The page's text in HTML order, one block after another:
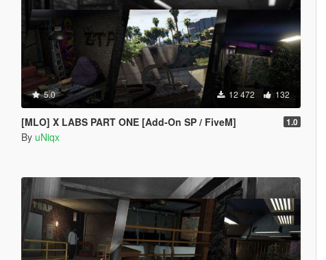
5.0 12 472 132
[MLO] X LABS PART ONE [Add-On SP / FiveM] 1.0
By uNiqx